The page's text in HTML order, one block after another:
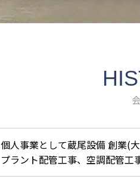
個人事業として蔵尾設備 創業(
プラント配管工事、空調配管工